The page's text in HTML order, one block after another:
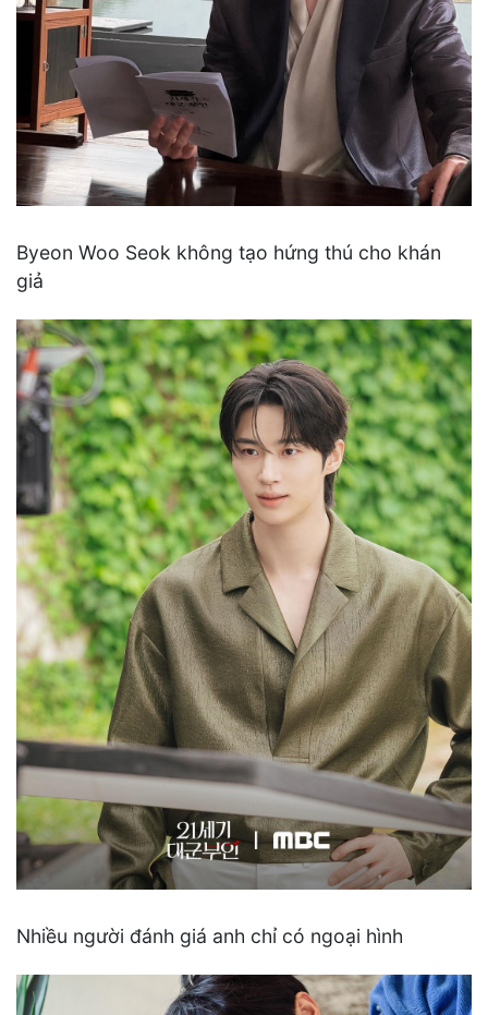
Byeon Woo Seok không tạo hứng thú cho khán
giả
Nhiều người đánh giá anh chỉ có ngoại hình